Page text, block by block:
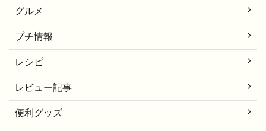
グルメ
プチ情報
レシピ
レビュー記事
便利グッズ